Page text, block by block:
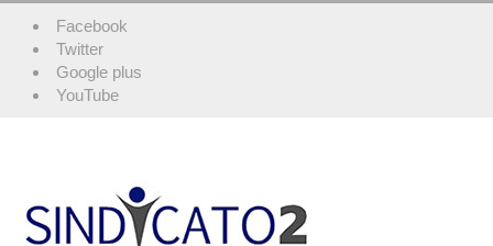
Facebook
Twitter
Google plus
YouTube